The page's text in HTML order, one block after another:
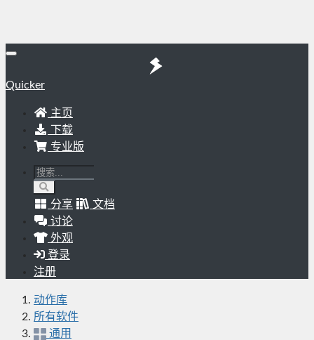
Quicker
主页
下载
专业版
分享
文档
讨论
外观
登录
注册
动作库
所有软件
通用